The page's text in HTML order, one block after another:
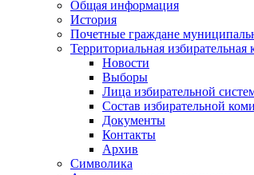
Общая информация
История
Почетные граждане
Территориальная избирательная
Новости
Выборы
Лица избирательной
Состав избирательной
Документы
Контакты
Архив
Символика